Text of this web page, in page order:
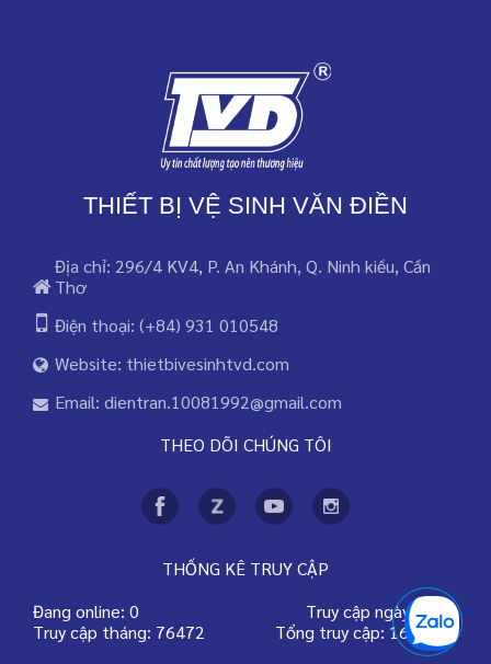
THIẾT BỊ VỆ SINH VĂN ĐIỀN
Địa chỉ: 296/4 KV4, P. An Khánh, Q. Ninh kiều, Cần
Thơ
Điện thoại: (+84) 931 010548
Website: thietbivesinhtvd.com
Email: dientran.10081992@gmail.com
THEO DÕI CHÚNG TÔI
THỐNG KÊ TRUY CẬP
Đang online: 0
Truy cập ngày: 2302
Truy cập tháng: 76472
Tổng truy cập: 1603611